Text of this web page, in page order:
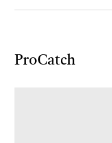
ProCatch